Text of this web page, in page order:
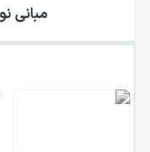
مبانی